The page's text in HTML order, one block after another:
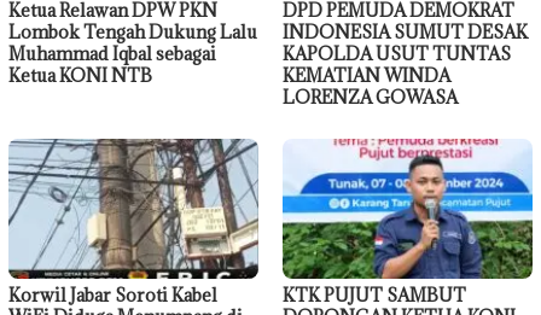
Ketua Relawan DPW PKN
Lombok Tengah Dukung Lalu
Muhammad Iqbal sebagai
Ketua KONI NTB
DPD PEMUDA DEMOKRAT
INDONESIA SUMUT DESAK
KAPOLDA USUT TUNTAS
KEMATIAN WINDA
LORENZA GOWASA
Korwil Jabar Soroti Kabel
KTK PUJUT SAMBUT